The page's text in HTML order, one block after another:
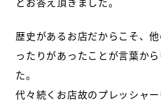
歴史があるお店だからこそ、
ったりがあったことが言葉か
た。
代々続くお店故のプレッシャ